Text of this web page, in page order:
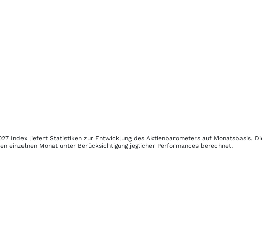
Index liefert Statistiken zur Entwicklung des Aktienbarometers auf Monatsbasis.
einzelnen Monat unter Berücksichtigung jeglicher Performances berechnet.